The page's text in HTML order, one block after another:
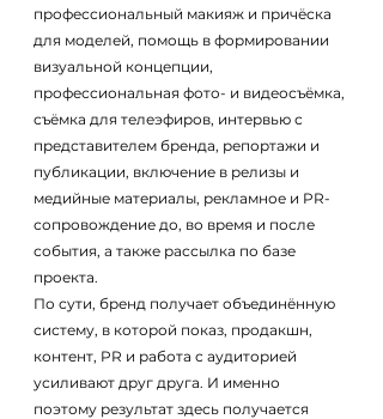
профессиональный макияж и причёска
для моделей, помощь в формировании
визуальной концепции,
профессиональная фото- и видеосъёмка,
съёмка для телеэфиров, интервью с
представителем бренда, репортажи и
публикации, включение в релизы и
медийные материалы, рекламное и PR-
сопровождение до, во время и после
события, а также рассылка по базе
проекта.
По сути, бренд получает объединённую
систему, в которой показ, продакшн,
контент, PR и работа с аудиторией
усиливают друг друга. И именно
поэтому результат здесь получается